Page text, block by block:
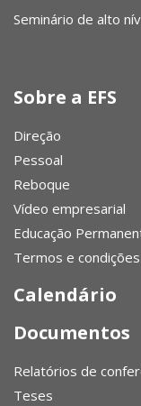
Seminário de alto
Sobre a EFS
Direção
Pessoal
Reboque
Vídeo empresarial
Educação
Termos e condições
Calendário
Documentos
Relatórios de
Teses